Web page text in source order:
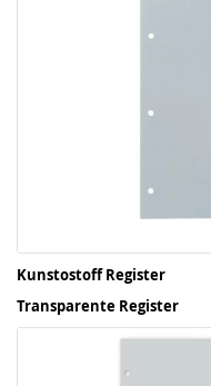
Kunstostoff Register
Transparente Register